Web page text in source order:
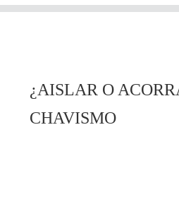
¿AISLAR O
CHAVISMO